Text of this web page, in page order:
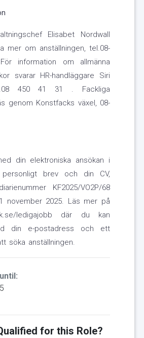
Elisabet Nordwall
mer om anställningen, tel.08-
information om allmänna
svarar HR-handläggare Siri
450 41 31 . Fackliga
genom Konstfacks växel, 08-
din elektroniska ansökan i
brev och din CV,
KF2025/VO2P/68
november 2025. Läs mer på
ledigajobb där du kan
din e-postadress och ett
söka anställningen.
for this Role?